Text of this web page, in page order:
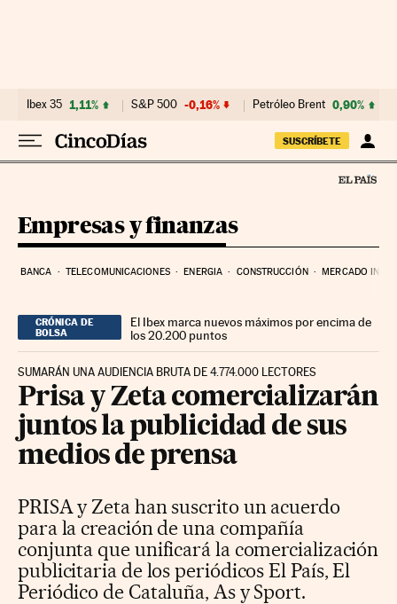
Ibex 35 1,11% S&P 500 -0,16% Petróleo Brent 0,90%
SUSCRÍBETE
Empresas y finanzas
BANCA TELECOMUNICACIONES ENERGIA CONSTRUCCIÓN MERCADO
CRÓNICA DE
BOLSA
El Ibex marca nuevos máximos por encima de
los 20.200 puntos
SUMARÁN UNA AUDIENCIA BRUTA DE 4.774.000 LECTORES
Prisa y Zeta comercializarán
juntos la publicidad de sus
medios de prensa
PRISA y Zeta han suscrito un acuerdo
para la creación de una compañía
conjunta que unificará la comercialización
publicitaria de los periódicos El País, El
Periódico de Cataluña, As y Sport.